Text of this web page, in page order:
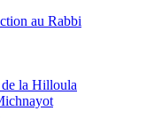
au Rabbi
la Hilloula